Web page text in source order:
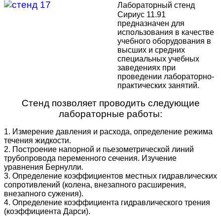
Лабораторный стенд
Сириус 11.91
предназначен для
использования в качестве
учебного оборудования в
высших и средних
специальных учебных
заведениях при
проведении лабораторно-
практических занятий.
Стенд позволяет проводить следующие
лабораторные работы:
1. Измерение давления и расхода, определение режима
течения жидкости.
2. Построение напорной и пьезометрической линий
трубопровода переменного сечения. Изучение
уравнения Бернулли.
3. Определение коэффициентов местных гидравлических
сопротивлений (колена, внезапного расширения,
внезапного сужения).
4. Определение коэффициента гидравлического трения
(коэффициента Дарси).